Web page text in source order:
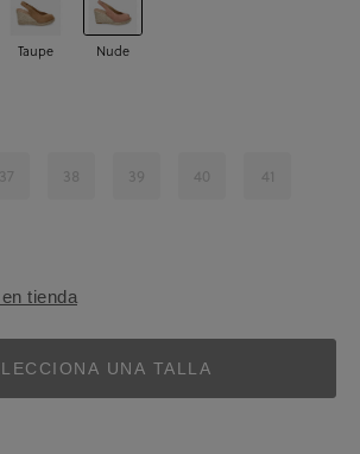
Taupe Nude
37 38 39 40 41
tienda
UNA TALLA